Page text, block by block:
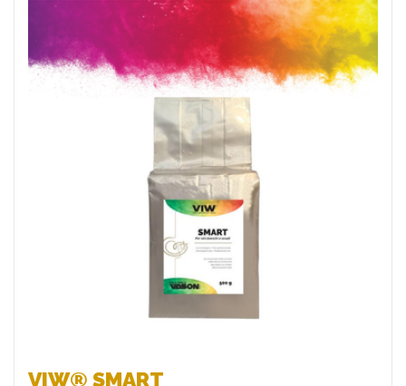
Favoriten
VIW® SMART